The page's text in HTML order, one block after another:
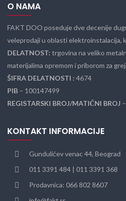
O NAMA
FAKT DOO poseduje dve decenije
veleprodaji u oblasti elektroinstalacija,
DELATNOST: trgovina na veliko
materijalima opremom i priborom za
ŠIFRA DELATNOSTI : 4674
PIB – 100147499
REGISTARSKI BROJ/MATIČNI BROJ
KONTAKT INFORMACIJE
Gundulićev venac 44, Beograd
011 3391 484 | 011 3391 368
Prodavnica: 066 802 8607